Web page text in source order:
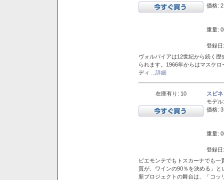
価格:
重量:
登録
ヴォルパイアは12世紀から続く
られます。1966年からはマスケ
ディ
...詳細
在庫有り: 10
スピ
モデル:
価格:
重量:
登録
ピエモンテでもトスカーナでも
質が、ワインの90％を決める」
新プロジェクトの舞台は、「コ